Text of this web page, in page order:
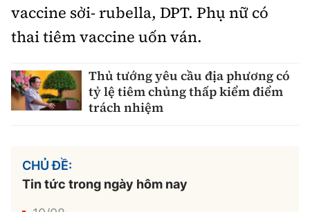
vaccine sởi- rubella, DPT. Phụ nữ có
thai tiêm vaccine uốn ván.
Thủ tướng yêu cầu địa phương có
tỷ lệ tiêm chủng thấp kiểm điểm
trách nhiệm
CHỦ ĐỀ:
Tin tức trong ngày hôm nay